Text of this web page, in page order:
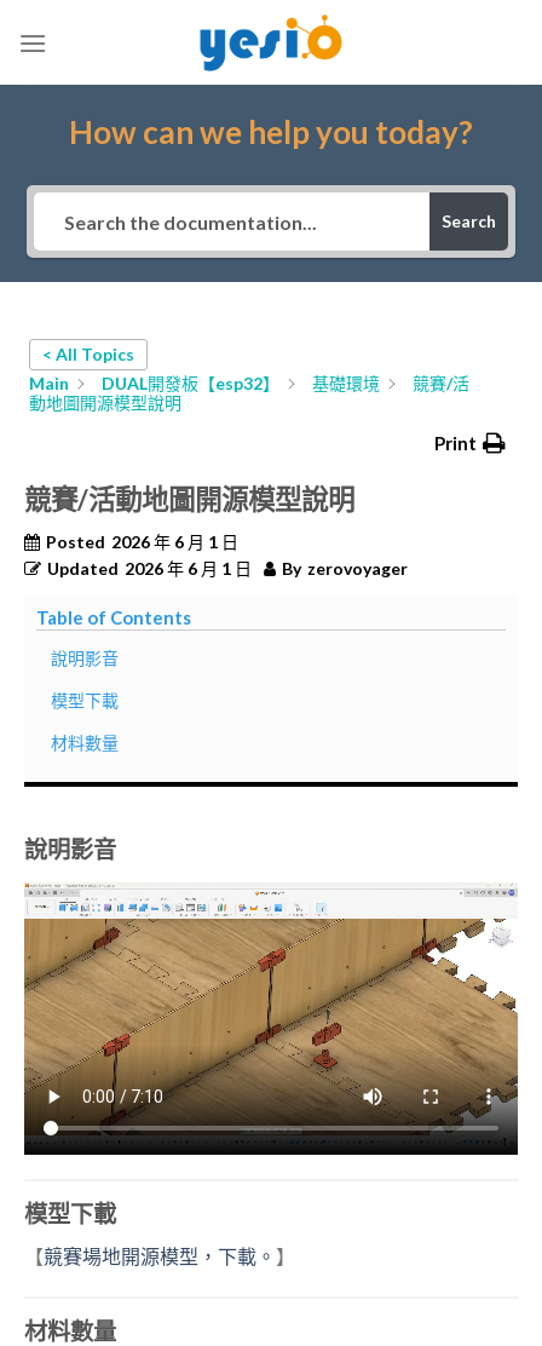
How can we help you today?
Search
< All Topics
Main
DUAL開發板【esp32】 基礎環境
競賽/活
動地圖開源模型說明
Print
競賽/活動地圖開源模型說明
Posted 2026 年 6 月 1 日
Updated 2026 年 6 月 1 日 By zerovoyager
Table of Contents
說明影音
模型下載
材料數量
說明影音
模型下載
【競賽場地開源模型，下載。 】
材料數量